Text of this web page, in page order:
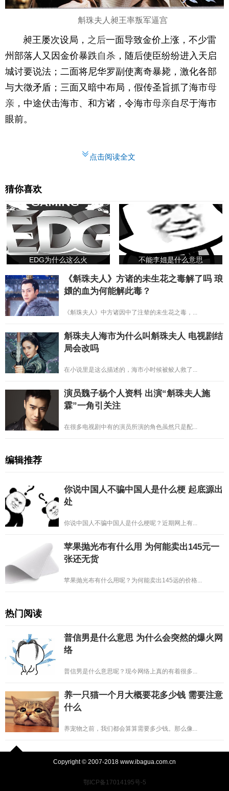
斛珠夫人昶王率叛军逼宫
昶王屡次设局， 之后一面导致金价上涨，不少雷
州部落人又因金价暴跌自杀 ，随后使臣纷纷进入天启
城讨要说法；二面将尼华罗副使离奇暴毙，激化各部
与大徵矛盾；三面又暗中布局，假传圣旨抓了海市母
亲 ，中途伏击海市、和方诸，令海市母亲自尽于海市
眼前。
点击阅读全文
猜你喜欢
EDG为什么这么火 不能李姐是什么意思
《斛珠夫人》方诸的未生花之毒解了吗 琅
嬛的血为何能解此毒？
《斛珠夫人》中方诸因中了注辇的未生花之毒，...
斛珠夫人海市为什么叫斛珠夫人 电视剧结
局会改吗
在小说里是这么描述的，海市小时候被鲛人救了...
演员魏子杨个人资料 出演“斛珠夫人施
霖”一角引关注
在很多电视剧中有的演员所演的角色虽然只是配...
编辑推荐
你说中国人不骗中国人是什么梗 起底源出
处
你说中国人不骗中国人是什么梗呢？近期网上有...
苹果抛光布有什么用 为何能卖出145元一
张还无货
苹果抛光布有什么用呢？为何能卖出145远的价格...
热门阅读
普信男是什么意思 为什么会突然的爆火网
络
普信男是什么意思呢？现今网络上真的有着很多...
养一只猫一个月大概要花多少钱 需要注意
什么
养宠物之前，我们都会算算需要多少钱。那么像...
Copyright © 2007-2018 www.ibagua.com.cn
鄂ICP备17014195号-5